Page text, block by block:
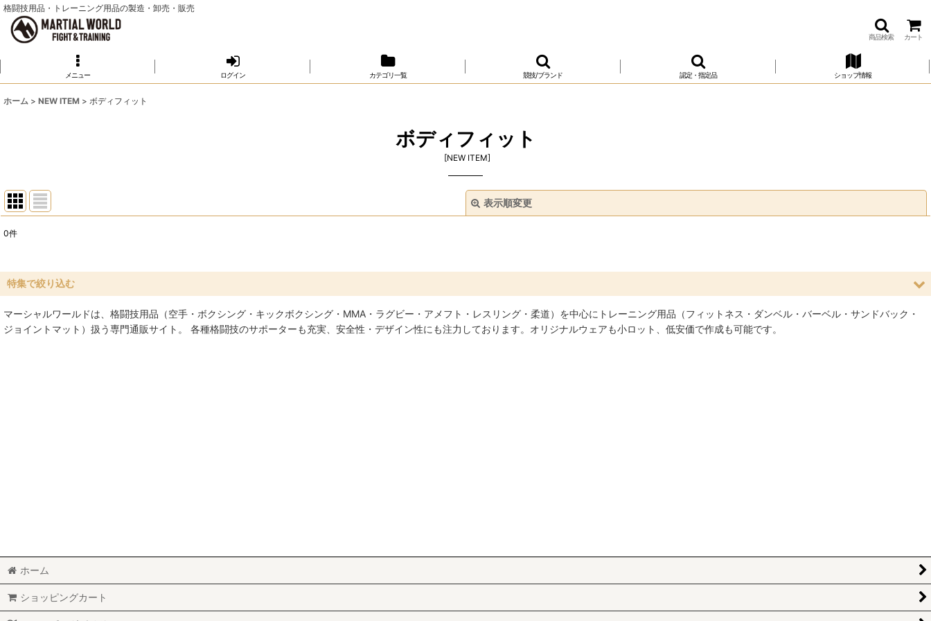
格闘技用品・トレーニング用品の製造・卸売・販売
商品検索 カート
メニュー ログイン カテゴリ一覧 競技/ブランド 認定・指定品 ショップ情報
ホーム > NEW ITEM > ボディフィット
ボディフィット
[NEW ITEM]
表示順変更
並び順:
絞り込む
0件
特集で絞り込む
空手
レスリング
RUGBY
MARTIAL WORLD
マーシャルワールドは、格闘技用品（空手・ボクシング・キックボクシング・MMA・ラグビー・アメフト・レスリング・柔道）を中心にトレーニング用品（フィットネス・ダンベル・バーベル・サンドバック・
ジョイントマット）扱う専門通販サイト。 各種格闘技のサポーターも充実、安全性・デザイン性にも注力しております。オリジナルウェアも小ロット、低安価で作成も可能です。
ホーム
ショッピングカート